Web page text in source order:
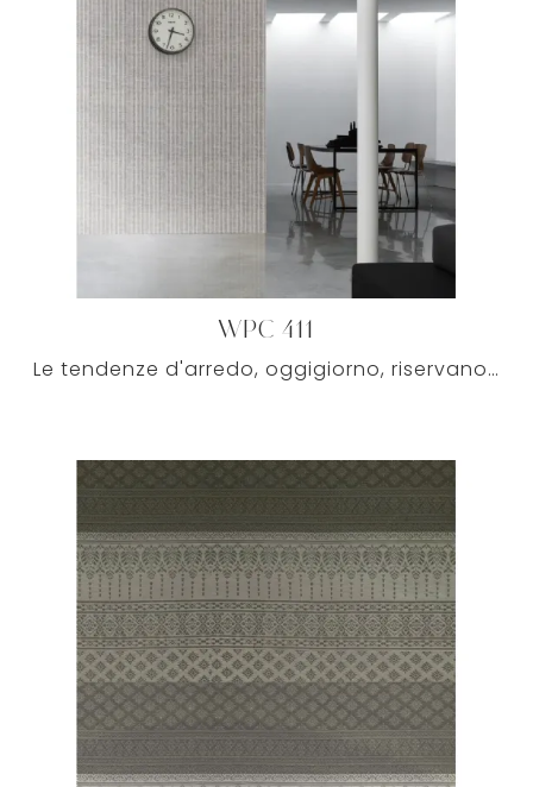
WPC 411
Le tendenze d'arredo, oggigiorno, riservano ai muri di casa la funzione di valorizzare gli ambienti con Carta da parati dai disegni grafici raffinati.